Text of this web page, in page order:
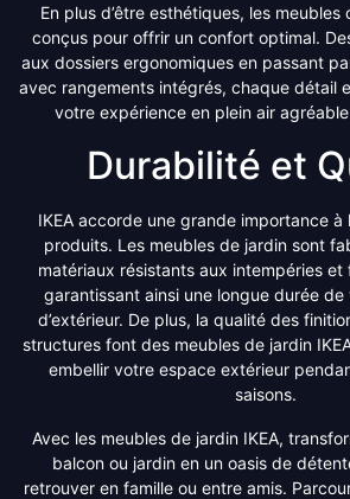
En plus d’être esthétiques, les meubles
conçus pour offrir un confort optimal.
aux dossiers ergonomiques en passant
avec rangements intégrés, chaque détail
votre expérience en plein air
Durabilité et
IKEA accorde une grande importance
produits. Les meubles de jardin sont
matériaux résistants aux intempéries et
garantissant ainsi une longue durée
d’extérieur. De plus, la qualité des
structures font des meubles de jardin
embellir votre espace extérieur
saisons.
Avec les meubles de jardin IKEA,
balcon ou jardin en un oasis de
retrouver en famille ou entre amis.